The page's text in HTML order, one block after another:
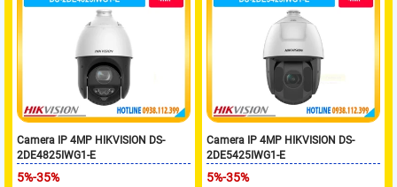
Camera IP 4MP HIKVISION DS-
2DE4825IWG1-E
5%-35%
Camera IP 4MP HIKVISION DS-
2DE5425IWG1-E
5%-35%